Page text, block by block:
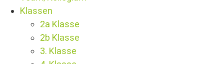
Klassen
2a Klasse
2b Klasse
3. Klasse